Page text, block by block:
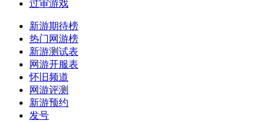
过审游戏
新游期待榜
热门网游榜
新游测试表
网游开服表
怀旧频道
网游评测
新游预约
发号